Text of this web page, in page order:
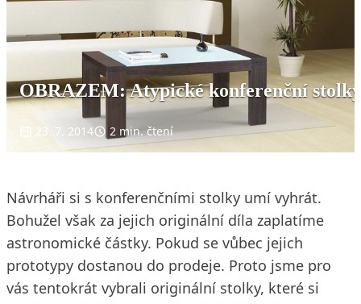
OBRAZEM: Atypické konferenční stolky
23. 7. 2014 2 min. čtení
Návrháři si s konferenčními stolky umí vyhrát.
Bohužel však za jejich originální díla zaplatíme
astronomické částky. Pokud se vůbec jejich
prototypy dostanou do prodeje. Proto jsme pro
vás tentokrát vybrali originální stolky, které si